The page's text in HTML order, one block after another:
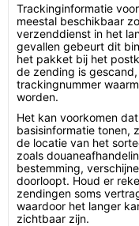
Trackinginformatie
meestal beschikbaar
verzenddienst in het
gevallen gebeurt dit
het pakket bij het
de zending is
trackingnummer
worden.
Het kan voorkomen
basisinformatie tonen,
de locatie van het
zoals
bestemming,
doorloopt. Houd er
zendingen soms
waardoor het langer
zichtbaar zijn.